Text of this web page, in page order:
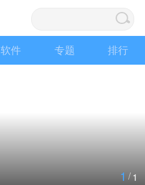
软件 专题 排行
1/1